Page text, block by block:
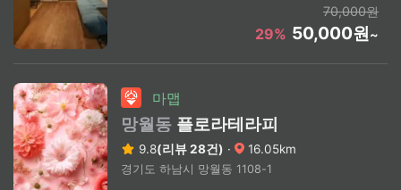
70,000원
29% 50,000원~
마맵
망월동 플로라테라피
9.8(리뷰 28건) · 16.05km
경기도 하남시 망월동 1108-1